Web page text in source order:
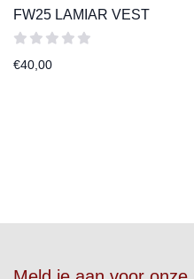
FW25 LAMIAR VEST
€40,00